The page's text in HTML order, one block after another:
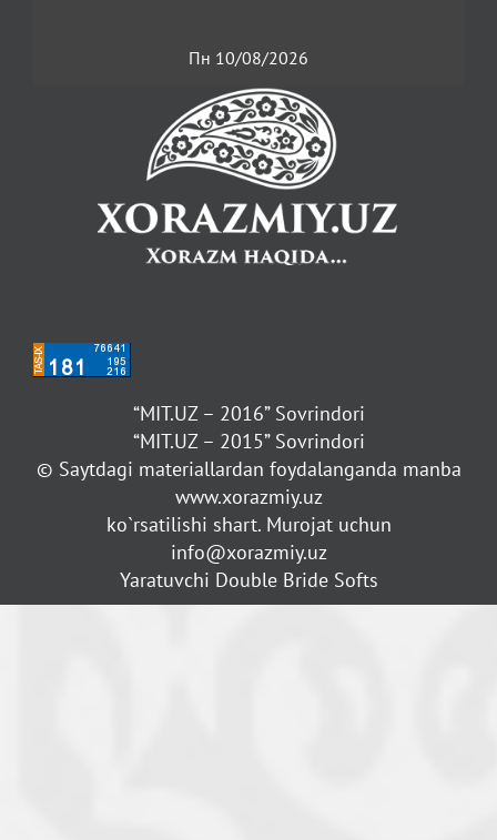
Пн 10/08/2026
“MIT.UZ – 2016” Sovrindori
“MIT.UZ – 2015” Sovrindori
© Saytdagi materiallardan foydalanganda manba
www.xorazmiy.uz
ko`rsatilishi shart. Murojat uchun
info@xorazmiy.uz
Yaratuvchi Double Bride Softs